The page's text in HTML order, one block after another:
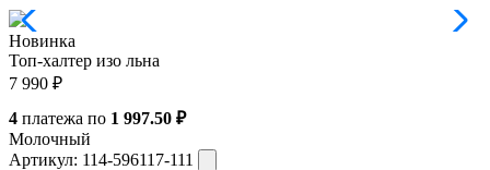
Новинка
Топ-халтер изо льна
7 990 ₽
4 платежа по 1 997.50 ₽
Молочный
Артикул: 114-596117-111